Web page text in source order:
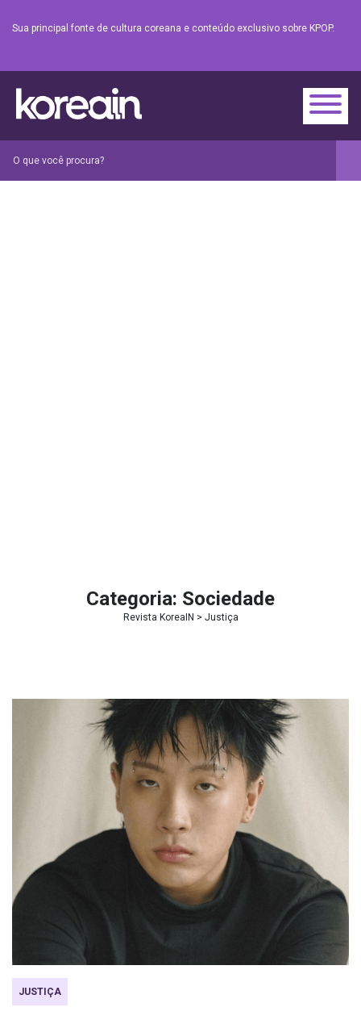
Sua principal fonte de cultura coreana e conteúdo exclusivo sobre KPOP.
Categoria: Sociedade
Revista KoreaIN > Justiça
JUSTIÇA